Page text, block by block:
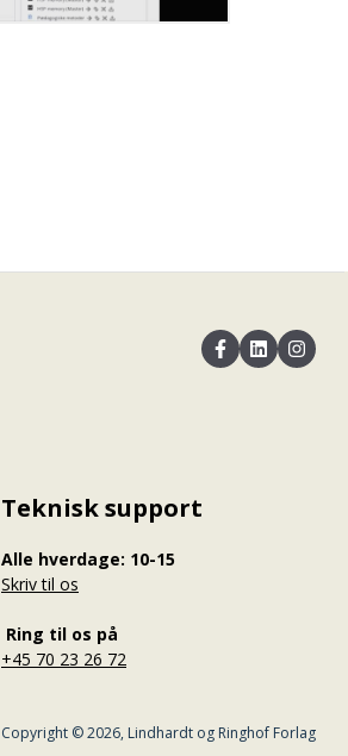
Teknisk support
Alle hverdage: 10-15
Skriv til os
Ring til os på
+45 70 23 26 72
Copyright © 2026, Lindhardt og Ringhof Forlag